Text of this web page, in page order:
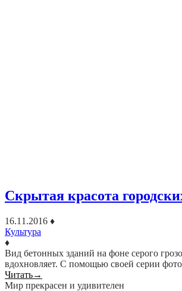
Скрытая красота
16.11.2016 ♦
Культура
♦
Вид бетонных зданий на фоне серого
вдохновляет. С помощью своей серии
Читать→
Мир прекрасен и удивителен